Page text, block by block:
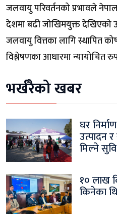
जलवायु परिवर्तनको प्रभावले
देशमा बढी जोखिमयुक्त देखिएको
जलवायु वित्तका लागि स्थापित
विश्लेषणका आधारमा न्यायोचित
भर्खरैको खबर
घर
उत्पादन
मिल्ने
१० लाख
किनेका